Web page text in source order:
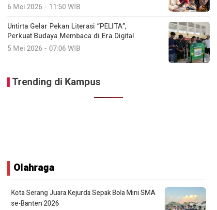
6 Mei 2026 - 11:50 WIB
Untirta Gelar Pekan Literasi “PELITA”,
Perkuat Budaya Membaca di Era Digital
5 Mei 2026 - 07:06 WIB
Trending di Kampus
Olahraga
Kota Serang Juara Kejurda Sepak Bola Mini SMA
se-Banten 2026